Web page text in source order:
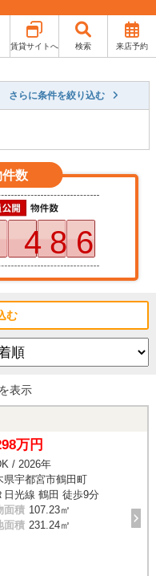
賃貸サイトへ 検索 来店予約
さらに条件を絞り込む
数
486
む
表示
万円
/ 2026年
県宇都宮市鶴田町
日光線 鶴田 徒歩9分
面積 107.23㎡
面積 231.24㎡